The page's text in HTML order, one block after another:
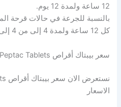
12 ساعة ولمدة 12 يوم.
كل 12 ساعة ولمدة 4 إلى من 4 إلى 8
سعر بيبتاك أقراص Peptac Tablets
الاسعار